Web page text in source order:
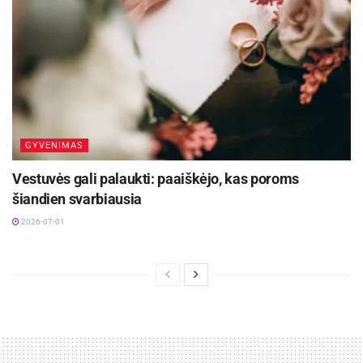
padaryti. Tai yra ekonomiškesnis išmanesnių
namų sprendimas, labai tinkantis
renovuojamuose namuose, nes nereikia nieko
griauti ar ardyti, tokiu atveju reikėtų tik
pasisamdyti specialius mokymus baigusį
elektros instaliacijos specialistą.
GYVENIMAS
Vestuvės gali palaukti: paaiškėjo, kas poroms
šiandien svarbiausia
2026-07-01